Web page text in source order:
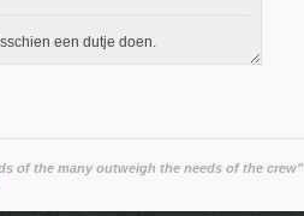
een dutje doen.
of the many outweigh the needs of the crew"